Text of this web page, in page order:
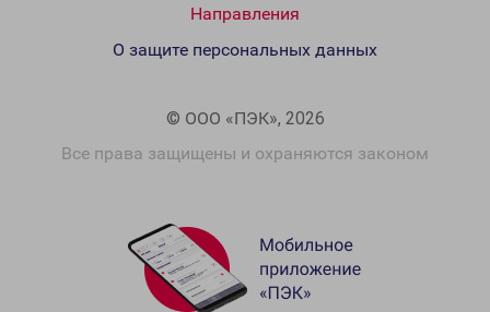
Направления
© ООО «ПЭК», 2026
Все права защищены и охраняются законом
О защите персональных данных